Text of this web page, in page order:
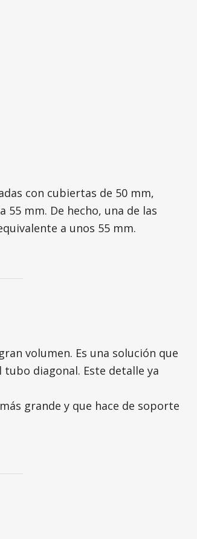
con cubiertas de 50 mm,
mm. De hecho, una de las
a unos 55 mm.
volumen. Es una solución que
diagonal. Este detalle ya
grande y que hace de soporte